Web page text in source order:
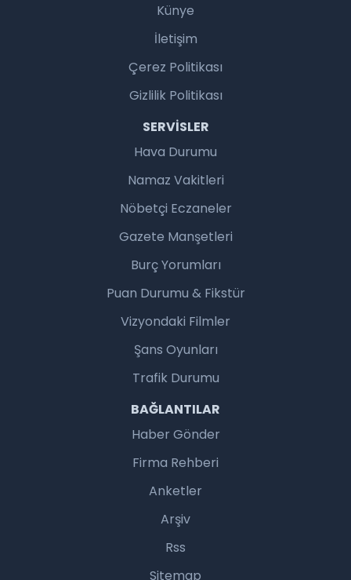
Künye
İletişim
Çerez Politikası
Gizlilik Politikası
SERVISLER
Hava Durumu
Namaz Vakitleri
Nöbetçi Eczaneler
Gazete Manşetleri
Burç Yorumları
Puan Durumu & Fikstür
Vizyondaki Filmler
Şans Oyunları
Trafik Durumu
BAĞLANTILAR
Haber Gönder
Firma Rehberi
Anketler
Arşiv
Rss
Sitemap